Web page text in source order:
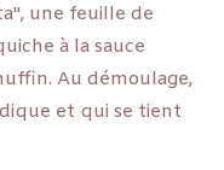
une feuille de
à la sauce
Au démoulage,
et qui se tient